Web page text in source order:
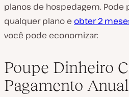
planos de hospedagem. Pode
qualquer plano e obter 2
você pode economizar:
Poupe Dinheiro
Pagamento Anual